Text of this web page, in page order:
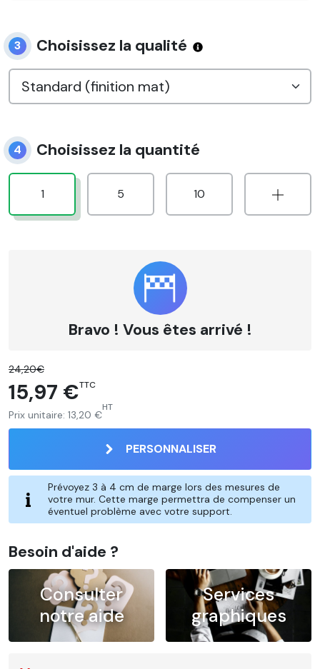
3 Choisissez la qualité
4 Choisissez la quantité
1 5 10
Bravo ! Vous êtes arrivé !
24,20€
15,97 €TTC
Prix unitaire: 13,20 €
HT
PERSONNALISER
Prévoyez 3 à 4 cm de marge lors des mesures de
votre mur. Cette marge permettra de compenser un
éventuel problème avec votre support.
Besoin d'aide ?
Consulter
notre aide
Services
graphiques